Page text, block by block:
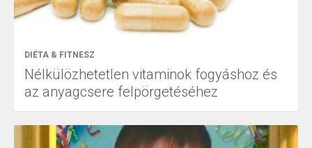
DIÉTA & FITNESZ
Nélkülözhetetlen vitaminok fogyáshoz és
az anyagcsere felpörgetéséhez